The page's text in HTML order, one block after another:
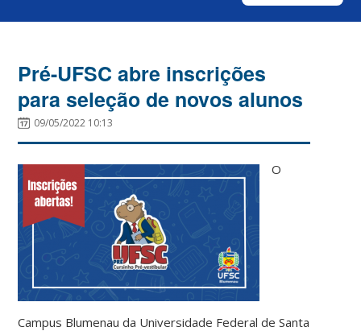
Pré-UFSC abre inscrições
para seleção de novos alunos
09/05/2022 10:13
O
Campus Blumenau da Universidade Federal de Santa